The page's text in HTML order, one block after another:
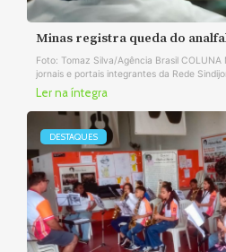
Minas registra queda do
Foto: Tomaz Silva/Agência Brasil COLUNA
jornais e portais integrantes da Rede
Ler na íntegra
DESTAQUES